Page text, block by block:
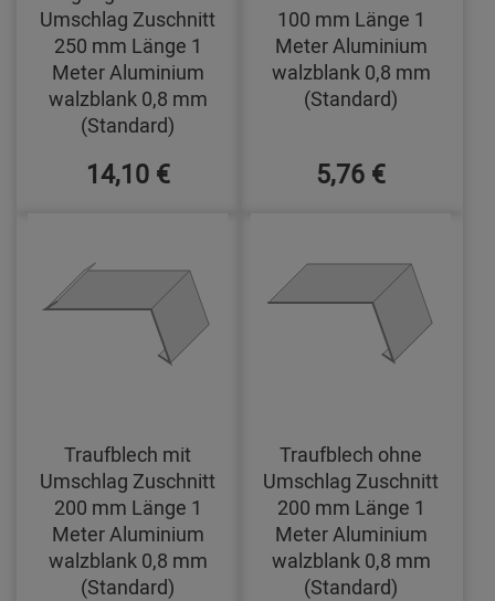
Umschlag Zuschnitt
250 mm Länge 1
Meter Aluminium
walzblank 0,8 mm
(Standard)
14,10 €
100 mm Länge 1
Meter Aluminium
walzblank 0,8 mm
(Standard)
5,76 €
Traufblech mit
Umschlag Zuschnitt
200 mm Länge 1
Meter Aluminium
walzblank 0,8 mm
(Standard)
Traufblech ohne
Umschlag Zuschnitt
200 mm Länge 1
Meter Aluminium
walzblank 0,8 mm
(Standard)